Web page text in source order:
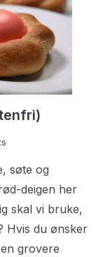
søte og
deigen her
skal vi bruke,
Hvis du ønsker
grovere